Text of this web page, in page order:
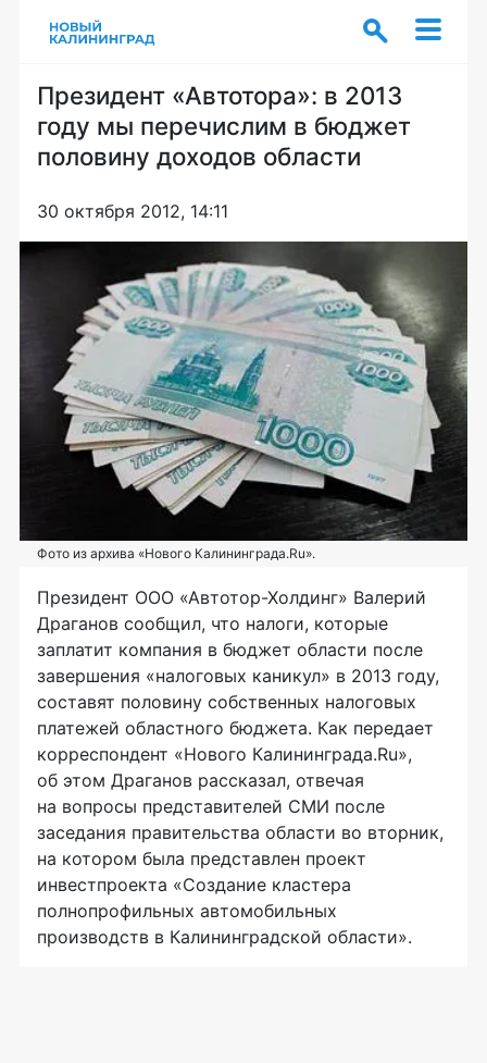
Президент «Автотора»: в 2013
году мы перечислим в бюджет
половину доходов области
30 октября 2012, 14:11
Фото из архива «Нового Калининграда.Ru».
Президент ООО «Автотор-Холдинг» Валерий
Драганов сообщил, что налоги, которые
заплатит компания в бюджет области после
завершения «налоговых каникул» в 2013 году,
составят половину собственных налоговых
платежей областного бюджета. Как передает
корреспондент «Нового Калининграда.Ru»,
об этом Драганов рассказал, отвечая
на вопросы представителей СМИ после
заседания правительства области во вторник,
на котором была представлен проект
инвестпроекта «Создание кластера
полнопрофильных автомобильных
производств в Калининградской области».